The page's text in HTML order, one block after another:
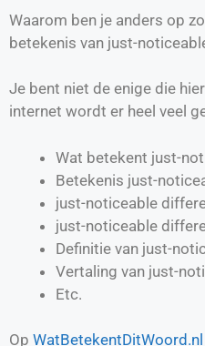
Waarom ben je anders op
betekenis van just-
Je bent niet de enige die
internet wordt er heel veel
Wat betekent just-
Betekenis just-
just-noticeable
just-noticeable
Definitie van just-
Vertaling van just-
Etc.
Op WatBetekentDitWoord.nl